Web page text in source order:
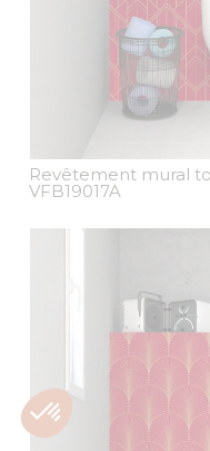
Revêtement mural
VFB19017A